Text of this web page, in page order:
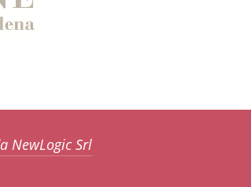
NewLogic Srl